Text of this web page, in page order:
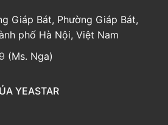
Giáp Bát, Phường Giáp Bát,
phố Hà Nội, Việt Nam
(Ms. Nga)
YEASTAR